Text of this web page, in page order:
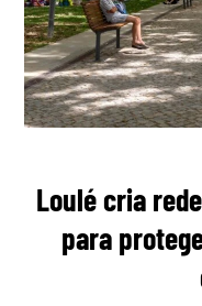
Loulé cria
para